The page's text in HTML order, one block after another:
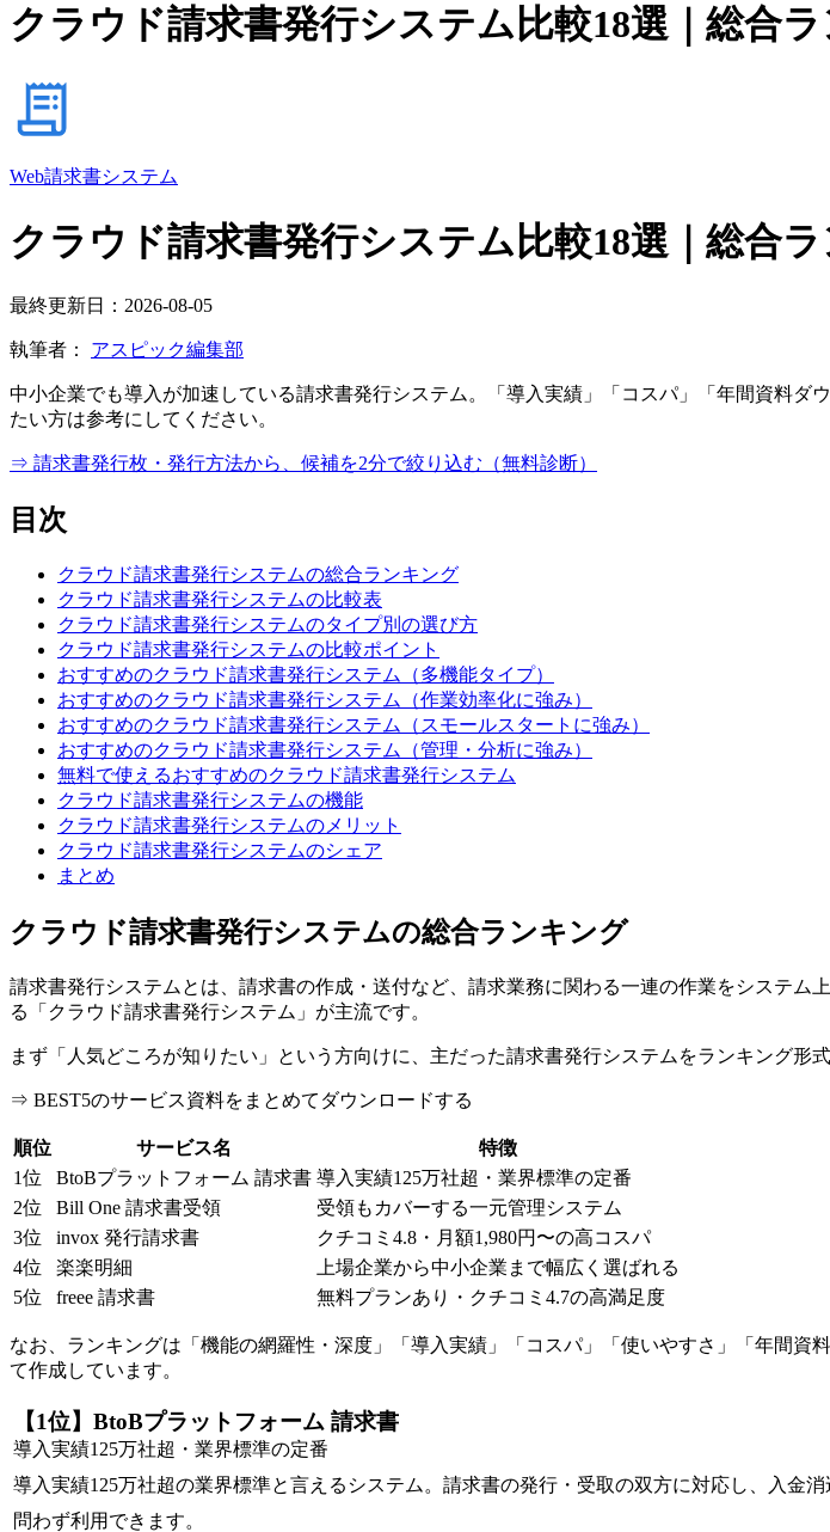
クラウド請求書発行システム比較18選｜総合
Web請求書システム
クラウド請求書発行システム比較18選｜総合
最終更新日：2026-08-05
執筆者： アスピック編集部
中小企業でも導入が加速している請求書発行システム。「導入実績」「コスパ」「年間資料
たい方は参考にしてください。
⇒ 請求書発行枚・発行方法から、候補を2分で絞り込む（無料診断）
目次
クラウド請求書発行システムの総合ランキング
クラウド請求書発行システムの比較表
クラウド請求書発行システムのタイプ別の選び方
クラウド請求書発行システムの比較ポイント
おすすめのクラウド請求書発行システム（多機能タイプ）
おすすめのクラウド請求書発行システム（作業効率化に強み）
おすすめのクラウド請求書発行システム（スモールスタートに強み）
おすすめのクラウド請求書発行システム（管理・分析に強み）
無料で使えるおすすめのクラウド請求書発行システム
クラウド請求書発行システムの機能
クラウド請求書発行システムのメリット
クラウド請求書発行システムのシェア
まとめ
クラウド請求書発行システムの総合ランキング
請求書発行システムとは、請求書の作成・送付など、請求業務に関わる一連の作業をシステ
る「クラウド請求書発行システム」が主流です。
まず「人気どころが知りたい」という方向けに、主だった請求書発行システムをランキング形式
⇒ BEST5のサービス資料をまとめてダウンロードする
順位 サービス名
特徴
1位
BtoBプラットフォーム 請求書 導入実績125万社超・業界標準の定番
2位
Bill One 請求書受領
受領もカバーする一元管理システム
3位
invox 発行請求書
クチコミ4.8・月額1,980円〜の高コスパ
4位
楽楽明細
上場企業から中小企業まで幅広く選ばれる
5位
freee 請求書 無料プランあり・クチコミ4.7の高満足度
なお、ランキングは「機能の網羅性・深度」「導入実績」「コスパ」「使いやすさ」「年間
て作成しています。
【1位】BtoBプラットフォーム 請求書
導入実績125万社超・業界標準の定番
導入実績125万社超の業界標準と言えるシステム。請求書の発行・受取の双方に対応し、入
問わず利用できます。